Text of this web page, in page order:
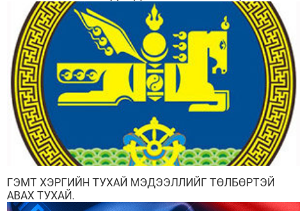
ОНОГДУУЛАХ ТУХАЙ ХУУЛЬ БАТЛАГДСАН БАЙНА
ГЭМТ ХЭРГИЙН ТУХАЙ МЭДЭЭЛЛИЙГ ТӨЛБӨРТЭЙ
АВАХ ТУХАЙ.